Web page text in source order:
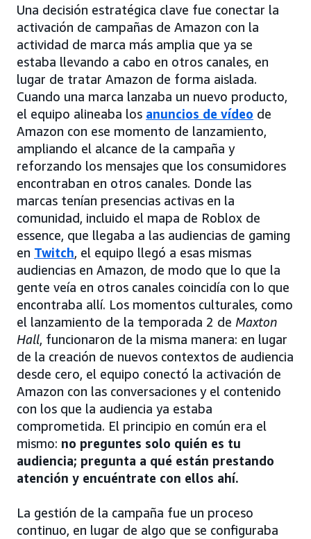
Una decisión estratégica clave fue conectar la
activación de campañas de Amazon con la
actividad de marca más amplia que ya se
estaba llevando a cabo en otros canales, en
lugar de tratar Amazon de forma aislada.
Cuando una marca lanzaba un nuevo producto,
el equipo alineaba los anuncios de vídeo de
Amazon con ese momento de lanzamiento,
ampliando el alcance de la campaña y
reforzando los mensajes que los consumidores
encontraban en otros canales. Donde las
marcas tenían presencias activas en la
comunidad, incluido el mapa de Roblox de
essence, que llegaba a las audiencias de gaming
en Twitch, el equipo llegó a esas mismas
audiencias en Amazon, de modo que lo que la
gente veía en otros canales coincidía con lo que
encontraba allí. Los momentos culturales, como
el lanzamiento de la temporada 2 de Maxton
Hall, funcionaron de la misma manera: en lugar
de la creación de nuevos contextos de audiencia
desde cero, el equipo conectó la activación de
Amazon con las conversaciones y el contenido
con los que la audiencia ya estaba
comprometida. El principio en común era el
mismo: no preguntes solo quién es tu
audiencia; pregunta a qué están prestando
atención y encuéntrate con ellos ahí.
La gestión de la campaña fue un proceso
continuo, en lugar de algo que se configuraba